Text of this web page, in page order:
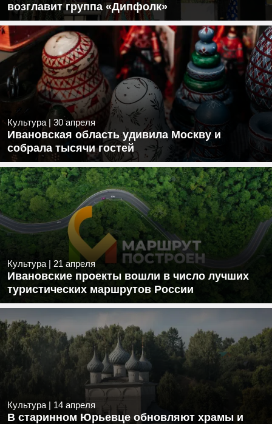
возглавит группа «Дипфолк»
Культура | 30 апреля
Ивановская область удивила Москву и
собрала тысячи гостей
Культура | 21 апреля
Ивановские проекты вошли в число лучших
туристических маршрутов России
Культура | 14 апреля
В старинном Юрьевце обновляют храмы и